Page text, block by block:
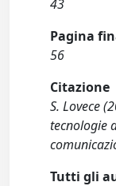
43
Pagina
56
Citazione
S. Lovece
tecnologie
Tutti gli